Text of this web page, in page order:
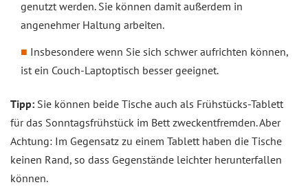
genutzt werden. Sie können damit außerdem in
angenehmer Haltung arbeiten.
Insbesondere wenn Sie sich schwer aufrichten können,
ist ein Couch-Laptoptisch besser geeignet.
Tipp: Sie können beide Tische auch als Frühstücks-Tablett
für das Sonntagsfrühstück im Bett zweckentfremden. Aber
Achtung: Im Gegensatz zu einem Tablett haben die Tische
keinen Rand, so dass Gegenstände leichter herunterfallen
können.